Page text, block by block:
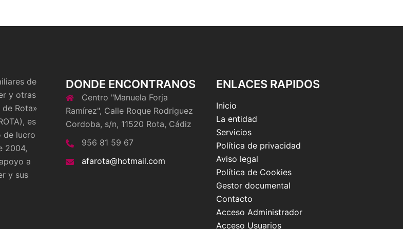
de
y otras
de Rota»
es
de lucro
2004,
a
y sus
DONDE ENCONTRANOS
Centro "Manuela Forja
Ramírez", Calle Roque Rodriguez
Cordoba, s/n, 11520 Rota, Cádiz
956 81 59 67
afarota@hotmail.com
ENLACES RAPIDOS
Inicio
La entidad
Servicios
Política de privacidad
Aviso legal
Política de Cookies
Gestor documental
Contacto
Acceso Administrador
Acceso Usuarios